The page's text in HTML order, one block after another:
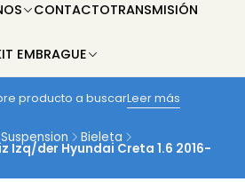
CONTACTOTRANSMISIÓN
EMBRAGUE
producto a buscarLeer más
Suspension Bieleta
Izq/der Hyundai Creta 1.6 2016-